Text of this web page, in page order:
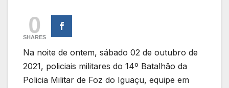
0
SHARES
Na noite de ontem, sábado 02 de outubro de
2021, policiais militares do 14º Batalhão da
Policia Militar de Foz do Iguaçu, equipe em